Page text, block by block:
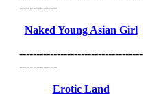
-----------
Naked Young Asian Girl
------------------------------------
-----------
Erotic Land